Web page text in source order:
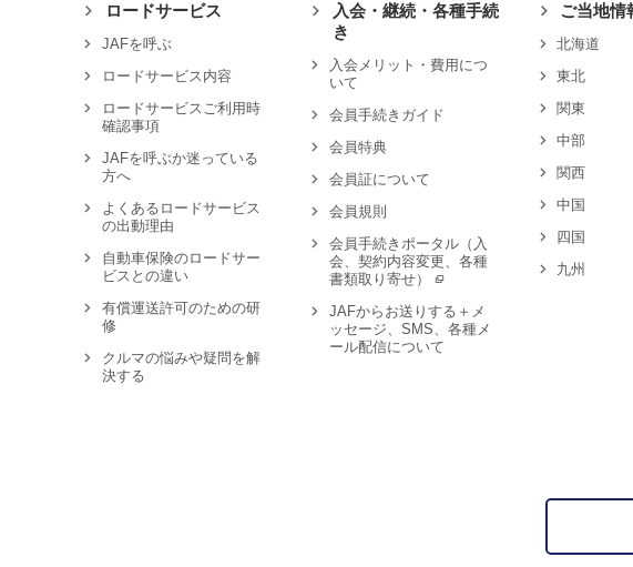
ロードサービス
JAFを呼ぶ
ロードサービス内容
ロードサービスご利用時
確認事項
JAFを呼ぶか迷っている
方へ
よくあるロードサービス
の出動理由
自動車保険のロードサー
ビスとの違い
有償運送許可のための研
修
クルマの悩みや疑問を解
決する
入会・継続・各種手続
き
入会メリット・費用につ
いて
会員手続きガイド
会員特典
会員証について
会員規則
会員手続きポータル（入
会、契約内容変更、各種
書類取り寄せ）
JAFからお送りする＋メ
ッセージ、SMS、各種メ
ール配信について
ご当地情
北海道
東北
関東
中部
関西
中国
四国
九州